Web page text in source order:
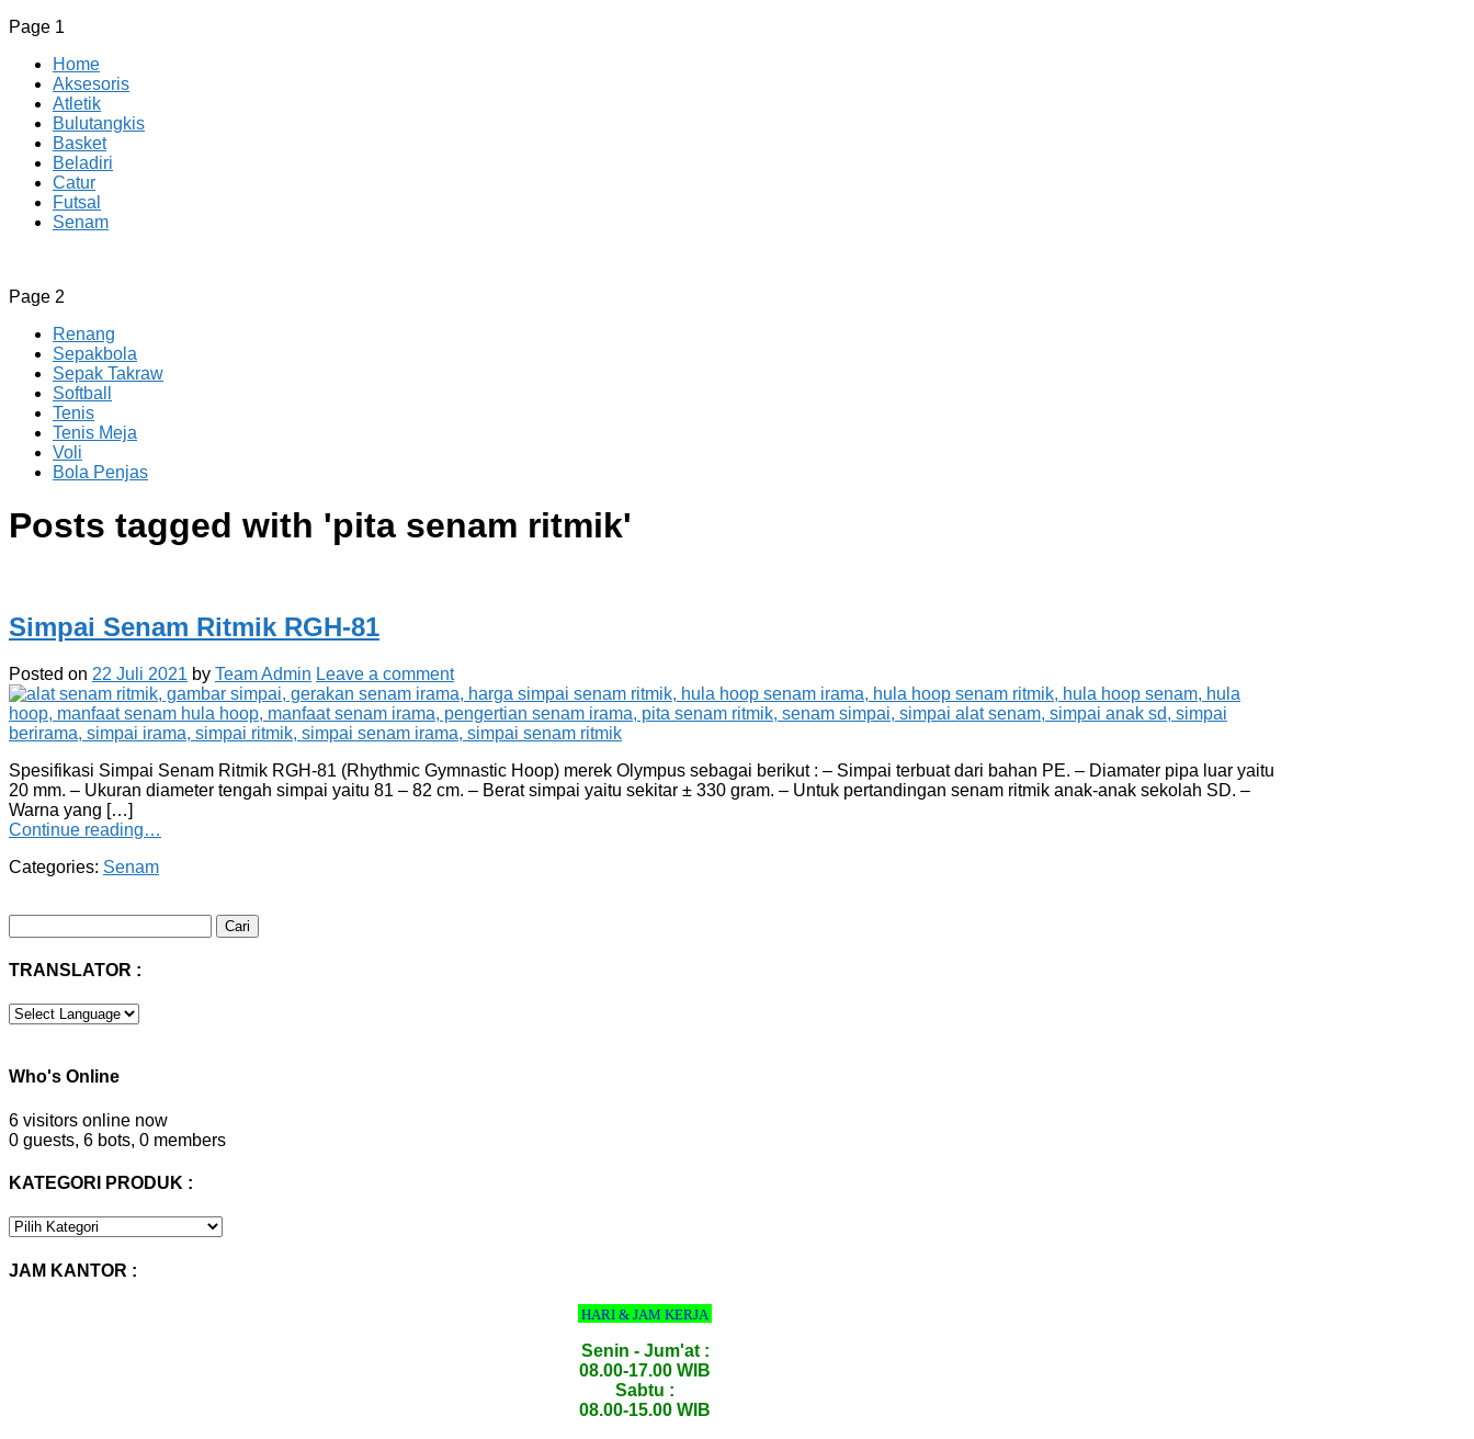
Page 1
Home
Aksesoris
Atletik
Bulutangkis
Basket
Beladiri
Catur
Futsal
Senam
CV JAYA BERSAMA Co Id
Menyediakan Semua Perlengkapan Olahraga Yang Lengkap, Berkualitas Dengan Harga Yang Murah
Page 2
Renang
Sepakbola
Sepak Takraw
Softball
Tenis
Tenis Meja
Voli
Bola Penjas
Posts tagged with 'pita senam ritmik'
Simpai Senam Ritmik RGH-81
Posted on 22 Juli 2021 by Team Admin Leave a comment
Spesifikasi Simpai Senam Ritmik RGH-81 (Rhythmic Gymnastic Hoop) merek Olympus sebagai berikut : – Simpai terbuat dari bahan PE. – Diamater pipa luar yaitu
20 mm. – Ukuran diameter tengah simpai yaitu 81 – 82 cm. – Berat simpai yaitu sekitar ± 330 gram. – Untuk pertandingan senam ritmik anak-anak sekolah SD. –
Warna yang […]
Continue reading…
Categories: Senam
untuk:
TRANSLATOR :
Who's Online
6 visitors online now
0 guests, 6 bots, 0 members
KATEGORI PRODUK :
KATEGORI
JAM KANTOR :
HARI & JAM KERJA
Senin - Jum'at :
08.00-17.00 WIB
Sabtu :
08.00-15.00 WIB